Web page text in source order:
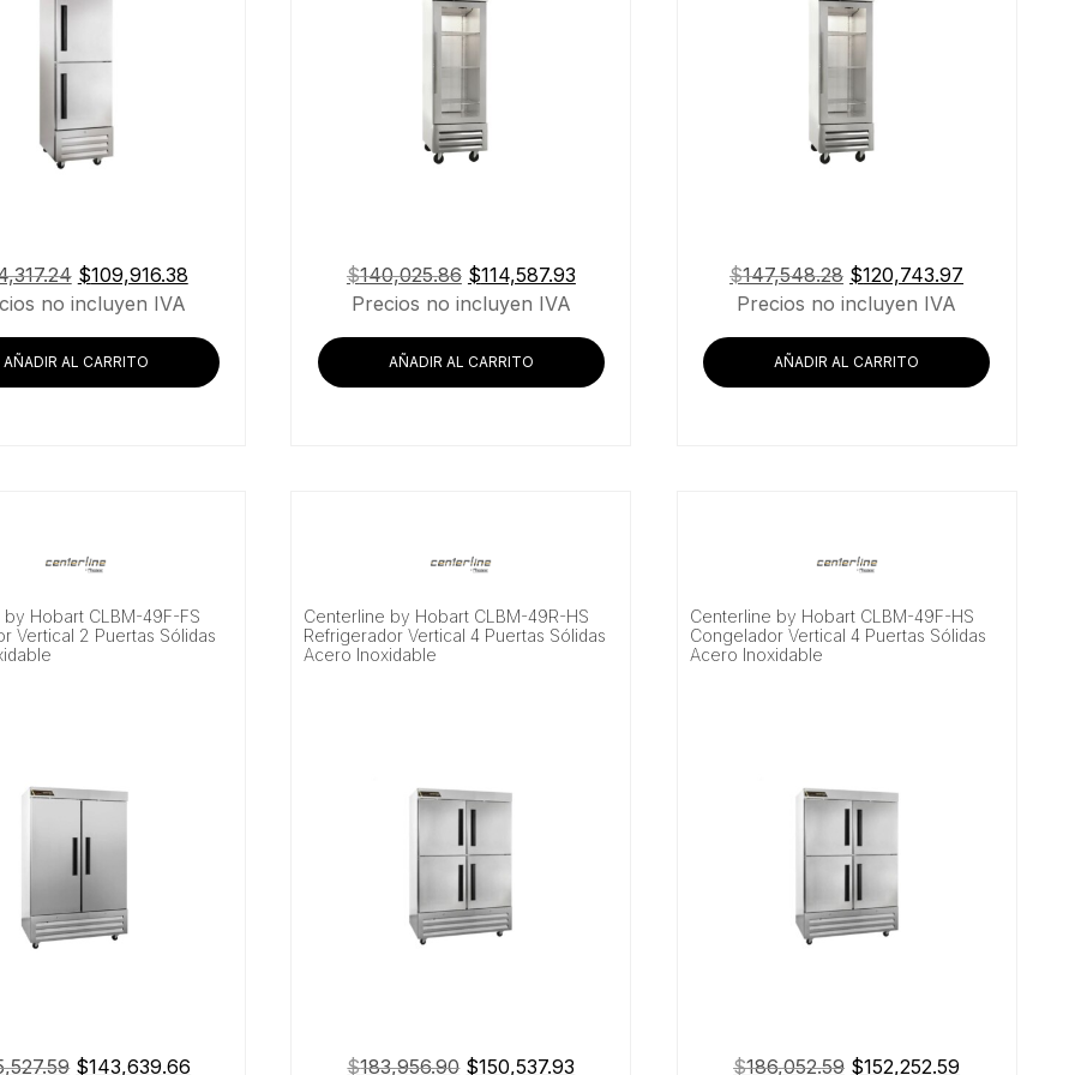
El
precio
era:
$134,317.24.
$109,916.38El
$109,916.38.
no incluyen IVA
AÑADIR AL CARRITO
$140,025.86 El
precio
era:
$140,025.86.
$114,587.93El
$114,587.93.
Precios no incluyen IVA
AÑADIR AL CARRITO
$147,548.28 El
precio
era:
$147,548.28.
$120,743.97
es:
Precios no incluyen IVA
AÑADIR AL CARRITO
Hobart CLBM-49F-FS
Vertical 2 Puertas Sólidas
El
$143,639.66
Centerline by Hobart CLBM-49R-HS
Refrigerador Vertical 4 Puertas Sólidas
Acero Inoxidable
$183,956.90 El
$150,537.93
Centerline by Hobart CLBM-49F-HS
Congelador Vertical 4 Puertas Sólidas
Acero Inoxidable
$186,052.59 El
$152,252.59